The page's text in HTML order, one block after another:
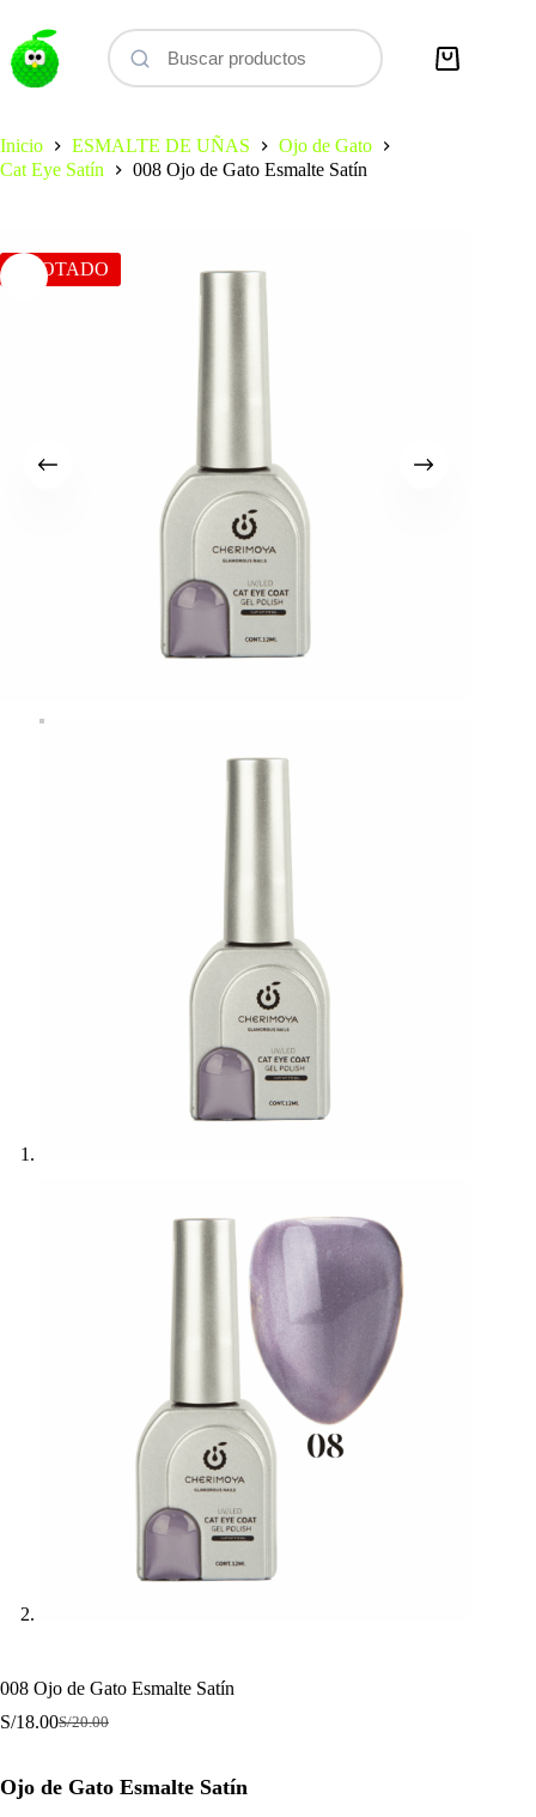
contenido
Carro
Inicio
ESMALTE DE UÑAS
Ojo de Gato
Cat Eye Satín
008 Ojo de Gato Esmalte Satín
AGOTADO
008 Ojo de Gato Esmalte Satín
S/20.00
El
era:
S/18.00El
es:
Ojo de Gato Esmalte Satín